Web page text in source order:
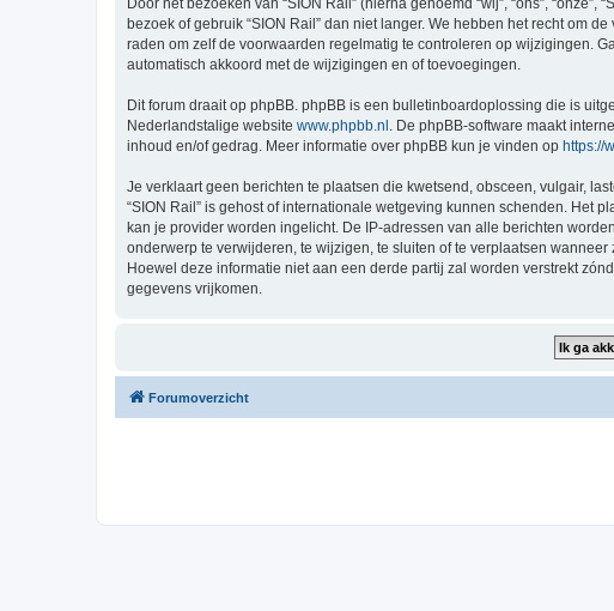
bezoek of gebruik “SION Rail” dan niet langer. We hebben het recht om
raden om zelf de voorwaarden regelmatig te controleren op wijzigingen.
automatisch akkoord met de wijzigingen en of toevoegingen.
Dit forum draait op phpBB. phpBB is een bulletinboardoplossing die is
Nederlandstalige website www.phpbb.nl . De phpBB-software maakt
inhoud en/of gedrag. Meer informatie over phpBB kun je vinden op https://
Je verklaart geen berichten te plaatsen die kwetsend, obsceen, vulgair,
“SION Rail” is gehost of internationale wetgeving kunnen schenden. Het
kan je provider worden ingelicht. De IP-adressen van alle berichten
onderwerp te verwijderen, te wijzigen, te sluiten of te verplaatsen
Hoewel deze informatie niet aan een derde partij zal worden verstrekt
gegevens vrijkomen.
Forumoverzicht